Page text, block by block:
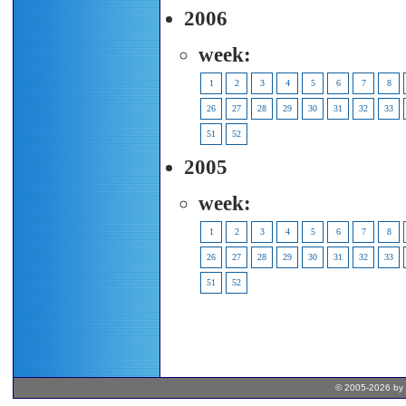
2006
week:
1 2 3 4 5 6 7 8
26 27 28 29 30 31 32 33
51 52
2005
week:
1 2 3 4 5 6 7 8
26 27 28 29 30 31 32 33
51 52
© 2005-2026 by